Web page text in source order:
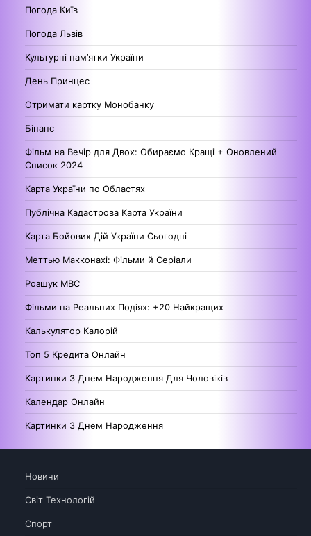
Погода Київ
Погода Львів
Культурні пам’ятки України
День Принцес
Отримати картку Монобанку
Бінанс
Фільм на Вечір для Двох: Обираємо Кращі + Оновлений
Список 2024
Карта України по Областях
Публічна Кадастрова Карта України
Карта Бойових Дій України Сьогодні
Меттью Макконахі: Фільми й Серіали
Розшук МВС
Фільми на Реальних Подіях: +20 Найкращих
Калькулятор Калорій
Топ 5 Кредита Онлайн
Картинки З Днем Народження Для Чоловіків
Календар Онлайн
Картинки З Днем Народження
Новини
Світ Технологій
Спорт